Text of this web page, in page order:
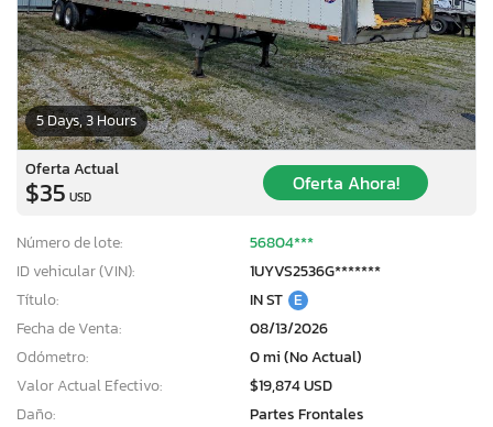
5 Days, 3 Hours
Oferta Actual
$35 USD
Oferta Ahora!
Número de lote:
56804***
ID vehicular (VIN):
1UYVS2536G*******
Título:
IN ST E
Fecha de Venta:
08/13/2026
Odómetro:
0 mi (No Actual)
Valor Actual Efectivo:
$19,874 USD
Daño:
Partes Frontales